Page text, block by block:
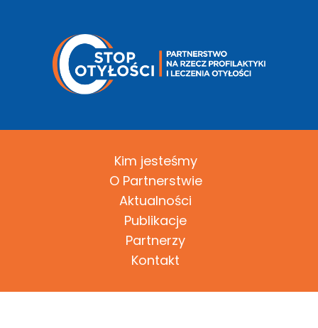
Kim jesteśmy
O Partnerstwie
Aktualności
Publikacje
Partnerzy
Kontakt